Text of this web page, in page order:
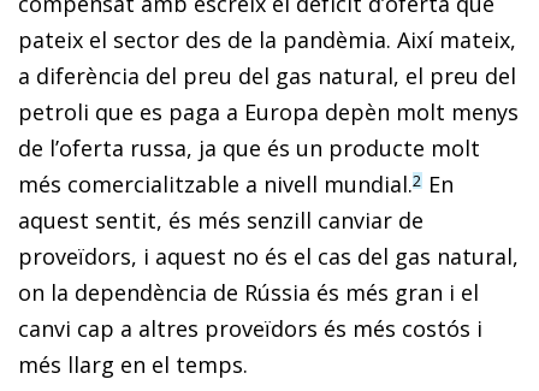
pateix el sector des de la pandèmia. Així mateix,
a diferència del preu del gas natural, el preu del
petroli que es paga a Europa depèn molt menys
de l’oferta russa, ja que és un producte molt
més comercialitzable a nivell mundial.2 En
aquest sentit, és més senzill canviar de
proveïdors, i aquest no és el cas del gas natural,
on la dependència de Rússia és més gran i el
canvi cap a altres proveïdors és més costós i
més llarg en el temps.